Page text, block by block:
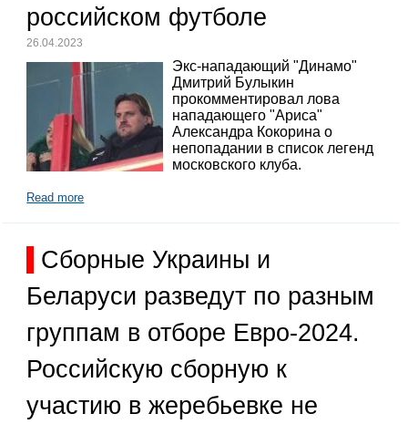
российском футболе
26.04.2023
Экс-нападающий "Динамо"
Дмитрий Булыкин
прокомментировал лова
нападающего "Ариса"
Александра Кокорина о
непопадании в список легенд
московского клуба.
Read more
Сборные Украины и
Беларуси разведут по разным
группам в отборе Евро-2024.
Российскую сборную к
участию в жеребьевке не